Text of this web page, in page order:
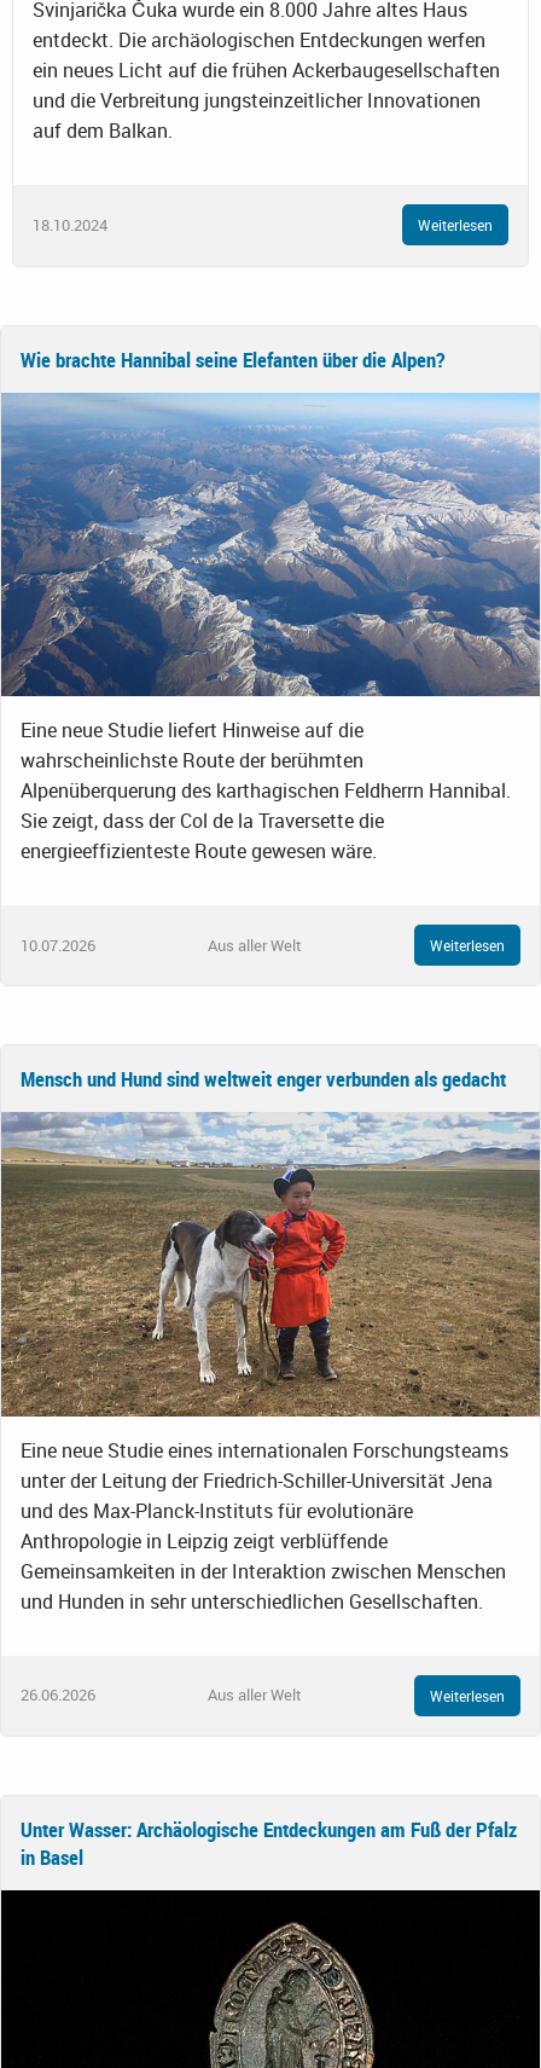
Svinjarička Čuka wurde ein 8.000 Jahre altes Haus
entdeckt. Die archäologischen Entdeckungen werfen
ein neues Licht auf die frühen Ackerbaugesellschaften
und die Verbreitung jungsteinzeitlicher Innovationen
auf dem Balkan.
18.10.2024 Weiterlesen
Wie brachte Hannibal seine Elefanten über die Alpen?
Eine neue Studie liefert Hinweise auf die
wahrscheinlichste Route der berühmten
Alpenüberquerung des karthagischen Feldherrn Hannibal.
Sie zeigt, dass der Col de la Traversette die
energieeffizienteste Route gewesen wäre.
10.07.2026 Aus aller Welt Weiterlesen
Mensch und Hund sind weltweit enger verbunden als gedacht
Eine neue Studie eines internationalen Forschungsteams
unter der Leitung der Friedrich-Schiller-Universität Jena
und des Max-Planck-Instituts für evolutionäre
Anthropologie in Leipzig zeigt verblüffende
Gemeinsamkeiten in der Interaktion zwischen Menschen
und Hunden in sehr unterschiedlichen Gesellschaften.
26.06.2026 Aus aller Welt Weiterlesen
Unter Wasser: Archäologische Entdeckungen am Fuß der Pfalz
in Basel